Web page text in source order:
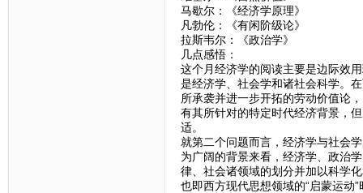
马歇尔：《经济学原理》
凡勃伦：《有闲阶级论》
拉斯韦尔：《政治学》
几点感悟：
这个月经济学的阅读主要是边际效
是经济学、社会学和诸社会科学。
所承袭并进一步开拓的劳动价值论
有其所针对的特定时代经济背景，
适。
就第二个问题而言，经济学与社会
为广阔的背景来看，经济学、政治
律、社会诸领域的划分并加以科学
也即西方现代思想领域的“启蒙运动